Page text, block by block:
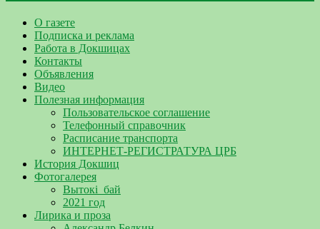
О газете
Подписка и реклама
Работа в Докшицах
Контакты
Объявления
Видео
Полезная информация
Пользовательское соглашение
Телефонный справочник
Расписание транспорта
ИНТЕРНЕТ-РЕГИСТРАТУРА ЦРБ
История Докшиц
Фотогалерея
Вытокі_бай
2021 год
Лирика и проза